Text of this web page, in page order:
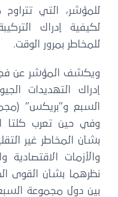
لكيفية إدراك
للمخاطر بمرور الوقت.
ويكشف المؤشر عن
إدراك التهديدات
السبع و”بريكس”
وفي حين تعرب كلتا
بشأن المخاطر غير
والأزمات الاقتصادية
نظرهما بشأن القوى
بين دول مجموعة